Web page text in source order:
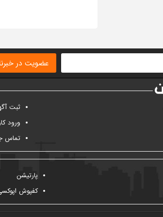
عضویت در
ثبت
ورود
تماس
پارتیشن
کفپوش